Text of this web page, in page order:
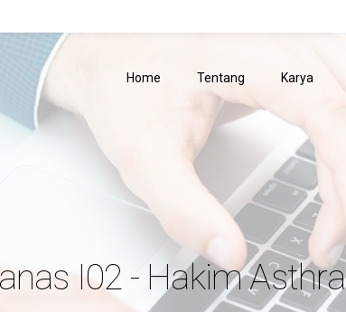
Home Tentang Karya
I02 - Hakim Asthra